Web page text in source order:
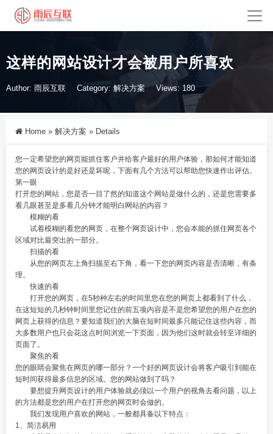
这样的网站设计才会被用户所喜欢
Author: 雨辰互联 Category: 解决方案 Views: 180
Home » 解决方案 » Details
您一定希望您的网页能抓住客户并给客户最好的用户体验，那如何才能知道
您的网页设计的是好还是坏呢，下面有几个方法可以帮助您快速作出评估。
第一眼
打开您的网站，您是否一目了然的知道这个网站是做什么的，还是您需要多
看几眼甚至是多看几分钟才能明白网站的内容？
模糊的看
试着模糊的看您的网页，在整个网页设计中，您会本能的抓住网页各个
区域对比最突出的一部分。
扫描的看
从您的网页左上角扫描至右下角，看一下您的网页内容是否清晰，有条
理。
快速的看
打开您的网页，在5秒种左右的时间里您在您的网页上都看到了什么，
在这短短的几秒钟时间里您记住的前五项内容是不是您希望您的用户在您的
网页上获得的信息？要知道我们的大脑在短时间最多只能记住这些内容，而
大多数用户也只会花这点时间浏览一下页面，因为他们这时就会转至详细的
页面了。
聚焦的看
您的眼睛会聚焦在网页的哪一部分？一个好的网页设计会将客户吸引到能在
短时间获得最多信息的区域。您的网站做到了吗？
要想提升网页设计的用户体验就必须以一个用户的视角去看问题，以上
的方法都是您的用户在打开您的网页时会做的。
我们发现用户喜欢的网站，一般都具备以下特点：
1、简洁易用